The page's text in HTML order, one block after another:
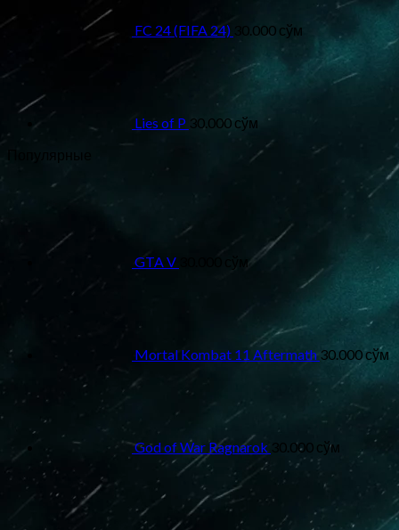
FC 24 (FIFA 24) 30.000 сўм
Lies of P 30.000 сўм
GTA V
Mortal Kombat 11 Aftermath 30.000сўм
God of War Ragnarok 30.000 сўм